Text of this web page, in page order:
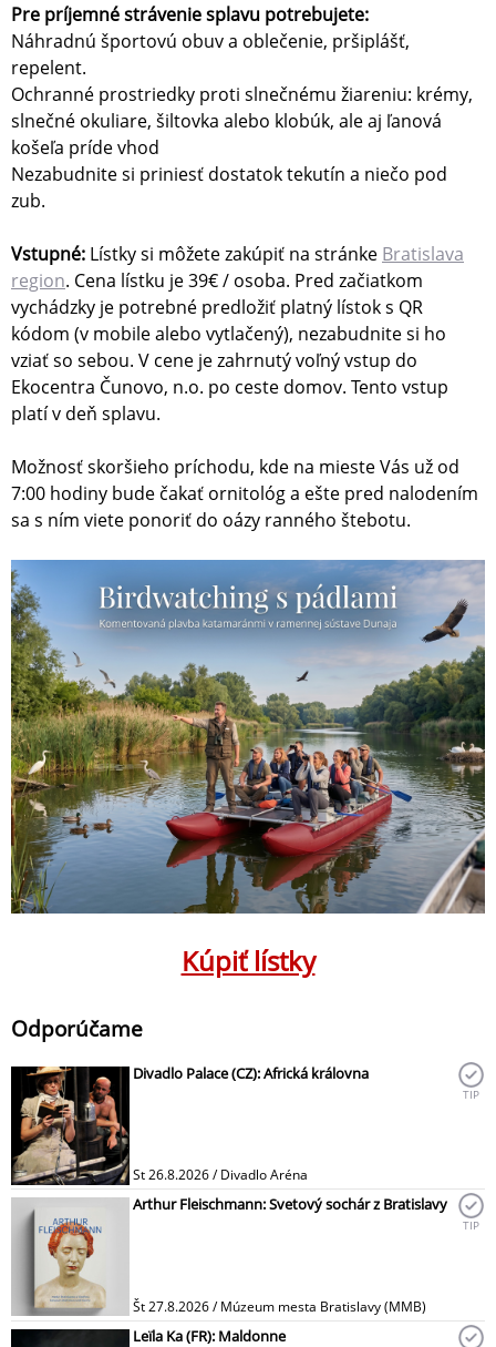
Pre príjemné strávenie splavu potrebujete:
Náhradnú športovú obuv a oblečenie, pršiplášť,
repelent.
Ochranné prostriedky proti slnečnému žiareniu: krémy,
slnečné okuliare, šiltovka alebo klobúk, ale aj ľanová
košeľa príde vhod
Nezabudnite si priniesť dostatok tekutín a niečo pod
zub.
Vstupné: Lístky si môžete zakúpiť na stránke Bratislava
region. Cena lístku je 39€ / osoba. Pred začiatkom
vychádzky je potrebné predložiť platný lístok s QR
kódom (v mobile alebo vytlačený), nezabudnite si ho
vziať so sebou. V cene je zahrnutý voľný vstup do
Ekocentra Čunovo, n.o. po ceste domov. Tento vstup
platí v deň splavu.
Možnosť skoršieho príchodu, kde na mieste Vás už od
7:00 hodiny bude čakať ornitológ a ešte pred nalodením
sa s ním viete ponoriť do oázy ranného štebotu.
Kúpiť lístky
Odporúčame
Divadlo Palace (CZ): Africká královna
St 26.8.2026 / Divadlo Aréna
TIP
Arthur Fleischmann: Svetový sochár z Bratislavy
Št 27.8.2026 / Múzeum mesta Bratislavy (MMB)
TIP
Leïla Ka (FR): Maldonne